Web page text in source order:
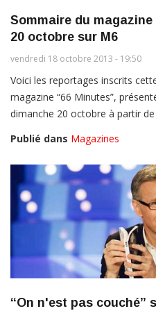
Sommaire du
20 octobre sur M6
vendredi 18 octobre 2013 - 19:50
Voici les reportages inscrits
magazine “66 Minutes”,
dimanche 20 octobre à partir
Publié dans Magazines
“On n'est pas couché”